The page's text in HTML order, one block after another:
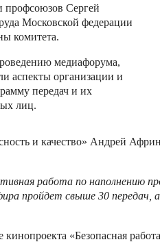
профсоюзов Сергей
Московской федерации
комитета.
медиафорума,
аспекты организации и
передач и их
лиц.
и качество» Андрей Африн
работа по наполнению
пройдет свыше 30 передач,
«Безопасная